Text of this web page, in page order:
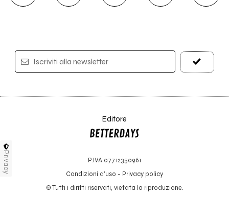
Iscriviti alla newsletter
Editore
P.IVA 07712350961
Condizioni d'uso - Privacy policy
© Tutti i diritti riservati, vietata la riproduzione.
Privacy